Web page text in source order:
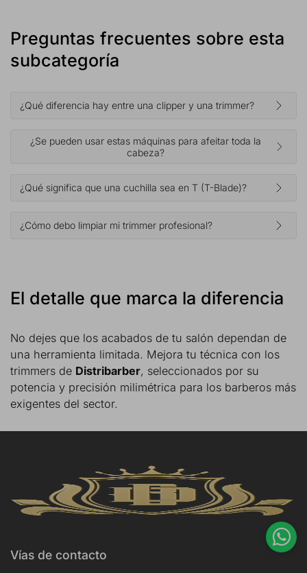
Preguntas frecuentes sobre esta
subcategoría
¿Qué diferencia hay entre una clipper y una trimmer?
¿Se pueden usar estas máquinas para afeitar toda la
cabeza?
¿Qué significa que una cuchilla sea en T (T-Blade)?
¿Cómo debo limpiar mi trimmer profesional?
El detalle que marca la diferencia
No dejes que los acabados de tu salón dependan de
una herramienta limitada. Mejora tu técnica con los
trimmers de Distribarber, seleccionados por su
potencia y precisión milimétrica para los barberos más
exigentes del sector.
Vías de contacto